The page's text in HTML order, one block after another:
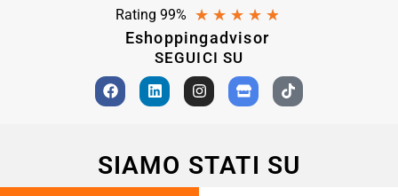
Rating 99% ★ ★ ★ ★ ★
Eshoppingadvisor
SEGUICI SU
SIAMO STATI SU